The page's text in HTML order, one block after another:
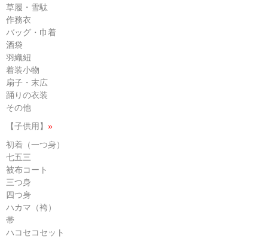
草履・雪駄
作務衣
バッグ・巾着
酒袋
羽織紐
着装小物
扇子・末広
踊りの衣装
その他
【子供用】 »
初着（一つ身）
七五三
被布コート
三つ身
四つ身
ハカマ（袴）
帯
ハコセコセット